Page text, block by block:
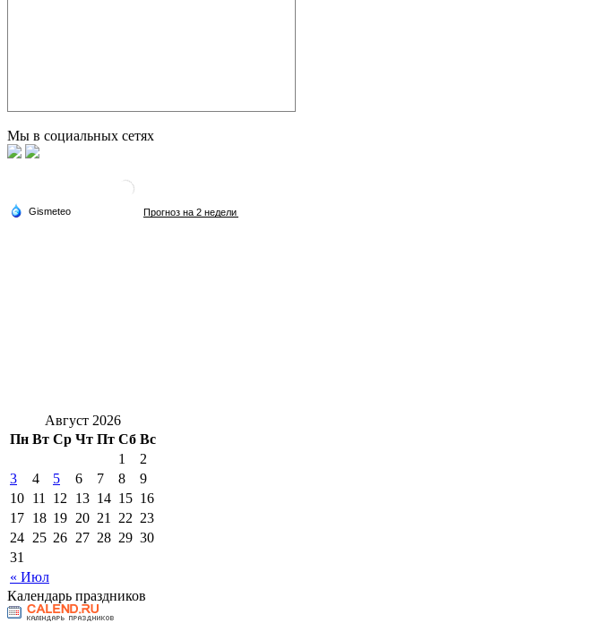
Мы в социальных сетях
Август 2026
Пн Вт Ср Чт Пт Сб Вс
« Июл
1
2
3
4 5 6 7 8
9
10 11 12 13 14 15 16
17 18 19 20 21 22 23
24 25 26 27 28 29 30
31
Календарь праздников